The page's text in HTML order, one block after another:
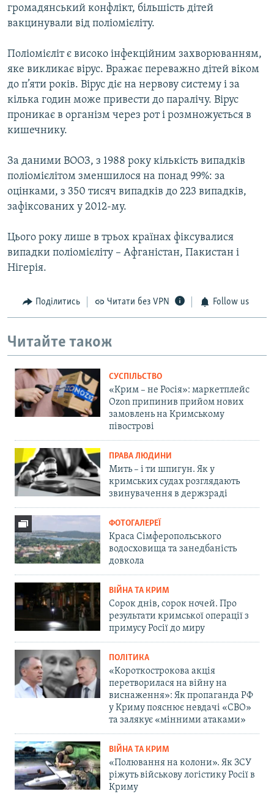
громадянський конфлікт, більшість дітей
вакцинували від поліомієліту.
Поліомієліт є високо інфекційним захворюванням,
яке викликає вірус. Вражає переважно дітей віком
до п’яти років. Вірус діє на нервову систему і за
кілька годин може привести до паралічу. Вірус
проникає в організм через рот і розмножується в
кишечнику.
За даними ВООЗ, з 1988 року кількість випадків
поліомієлітом зменшилося на понад 99%: за
оцінками, з 350 тисяч випадків до 223 випадків,
зафіксованих у 2012-му.
Цього року лише в трьох країнах фіксувалися
випадки поліомієліту – Афганістан, Пакистан і
Нігерія.
Поділитись Читати без VPN Follow us
Читайте також
СУСПІЛЬСТВО
«Крим – не Росія»: маркетплейс
Ozon припинив прийом нових
замовлень на Кримському
півострові
ПРАВА ЛЮДИНИ
Мить – і ти шпигун. Як у
кримських судах розглядають
звинувачення в держзраді
ФОТОГАЛЕРЕЇ
Краса Сімферопольського
водосховища та занедбаність
довкола
ВІЙНА ТА КРИМ
Сорок днів, сорок ночей. Про
результати кримської операції з
примусу Росії до миру
ПОЛІТИКА
«Короткострокова акція
перетворилася на війну на
виснаження»: Як пропаганда РФ
у Криму пояснює невдачі «СВО»
та залякує «мінними атаками»
ВІЙНА ТА КРИМ
«Полювання на колони». Як ЗСУ
ріжуть військову логістику Росії в
Криму